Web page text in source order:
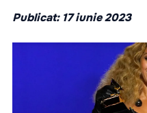
Publicat: 17 iunie 2023